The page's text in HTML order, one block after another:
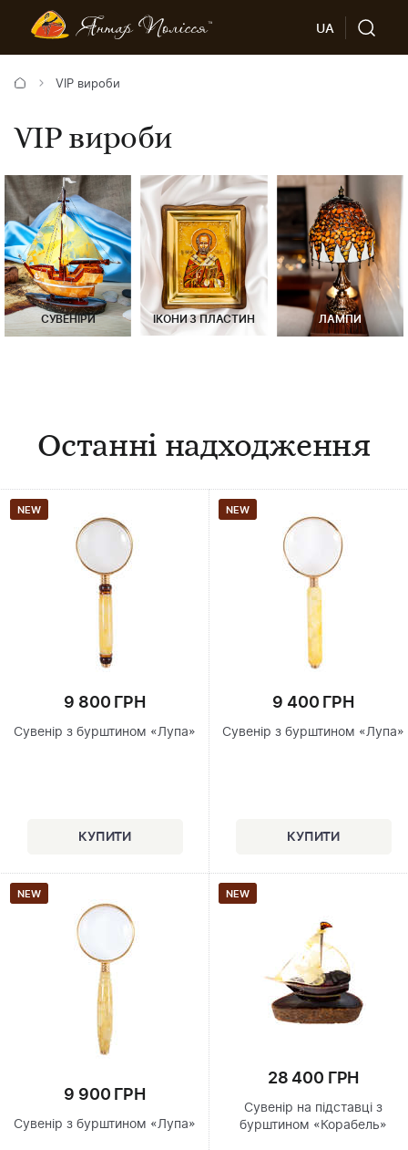
UA
VIP вироби
VIP вироби
СУВЕНІРИ ІКОНИ З ПЛАСТИН ЛАМПИ
Останні надходження
NEW
9 800 ГРН
Сувенір з бурштином «Лупа»
NEW
9 400 ГРН
Сувенір з бурштином «Лупа»
NEW
9 900 ГРН
Сувенір з бурштином «Лупа»
NEW
28 400 ГРН
Сувенір на підставці з
бурштином «Корабель»